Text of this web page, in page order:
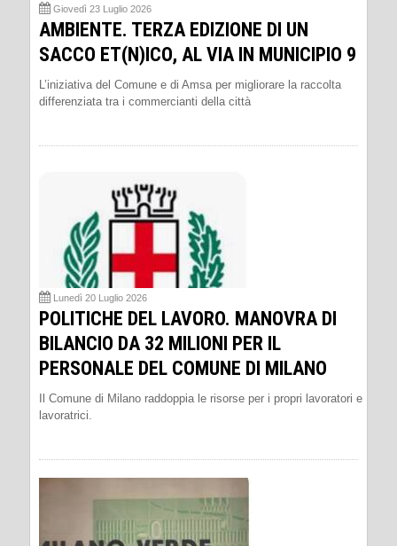
Giovedì 23 Luglio 2026
AMBIENTE. TERZA EDIZIONE DI UN
SACCO ET(N)ICO, AL VIA IN MUNICIPIO 9
L’iniziativa del Comune e di Amsa per migliorare la raccolta
differenziata tra i commercianti della città
Lunedì 20 Luglio 2026
POLITICHE DEL LAVORO. MANOVRA DI
BILANCIO DA 32 MILIONI PER IL
PERSONALE DEL COMUNE DI MILANO
Il Comune di Milano raddoppia le risorse per i propri lavoratori e
lavoratrici.